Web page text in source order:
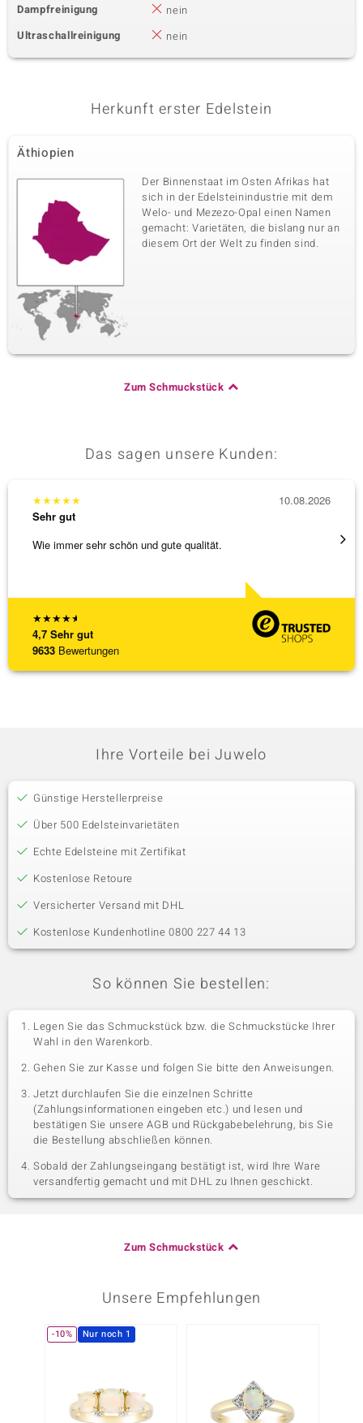
Dampfreinigung
nein
Ultraschallreinigung
nein
Herkunft erster Edelstein
Äthiopien
Der Binnenstaat im Osten Afrikas hat
sich in der Edelsteinindustrie mit dem
Welo- und Mezezo-Opal einen Namen
gemacht: Varietäten, die bislang nur an
diesem Ort der Welt zu finden sind.
Zum Schmuckstück
Das sagen unsere Kunden:
★★★★★
4,7 Sehr gut
9633 Bewertungen
★★★★★
Sehr gut
Wie immer sehr schön und gute qualität.
10.08.2026
Die
Ihre Vorteile bei Juwelo
Günstige Herstellerpreise
Über 500 Edelsteinvarietäten
Echte Edelsteine mit Zertifikat
Kostenlose Retoure
Versicherter Versand mit DHL
Kostenlose Kundenhotline 0800 227 44 13
So können Sie bestellen:
Legen Sie das Schmuckstück bzw. die Schmuckstücke Ihrer
Wahl in den Warenkorb.
Gehen Sie zur Kasse und folgen Sie bitte den Anweisungen.
Jetzt durchlaufen Sie die einzelnen Schritte
(Zahlungsinformationen eingeben etc.) und lesen und
bestätigen Sie unsere AGB und Rückgabebelehrung, bis Sie
die Bestellung abschließen können.
Sobald der Zahlungseingang bestätigt ist, wird Ihre Ware
versandfertig gemacht und mit DHL zu Ihnen geschickt.
Zum Schmuckstück
Unsere Empfehlungen
-10% Nur noch 1